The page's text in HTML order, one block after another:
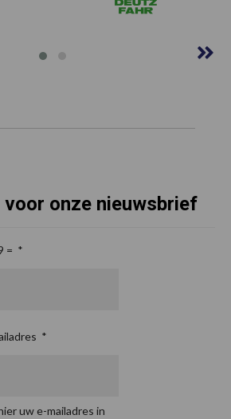
onze nieuwsbrief
= *
*
uw e-mailadres in